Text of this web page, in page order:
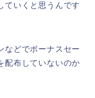
ていくと思うんです
などでボーナスセー
配布していないのか